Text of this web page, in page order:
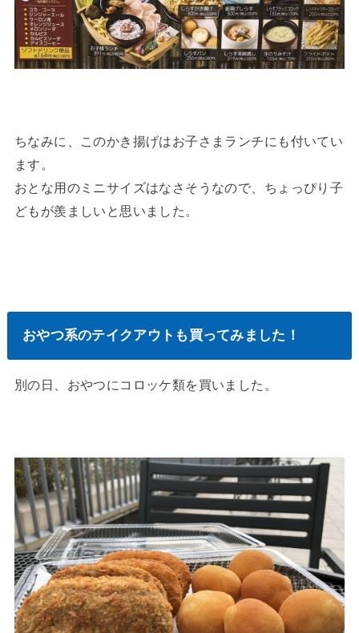
ちなみに、このかき揚げはお子さまランチにも付いてい
ます。
おとな用のミニサイズはなさそうなので、ちょっぴり子
どもが羨ましいと思いました。
おやつ系のテイクアウトも買ってみました！
別の日、おやつにコロッケ類を買いました。